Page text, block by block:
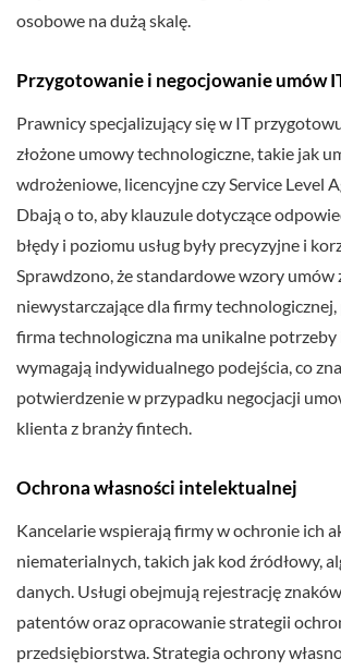
osobowe na dużą skalę.
Przygotowanie i negocjowanie umów
Prawnicy specjalizujący się w IT
złożone umowy technologiczne, takie jak
wdrożeniowe, licencyjne czy Service Level
Dbają o to, aby klauzule dotyczące
błędy i poziomu usług były precyzyjne i
Sprawdzono, że standardowe wzory umów
niewystarczające dla firmy
firma technologiczna ma unikalne potrzeby
wymagają indywidualnego podejścia, co
potwierdzenie w przypadku negocjacji
klienta z branży fintech.
Ochrona własności intelektualnej
Kancelarie wspierają firmy w ochronie ich
niematerialnych, takich jak kod źródłowy,
danych. Usługi obejmują rejestrację
patentów oraz opracowanie strategii
przedsiębiorstwa. Strategia ochrony